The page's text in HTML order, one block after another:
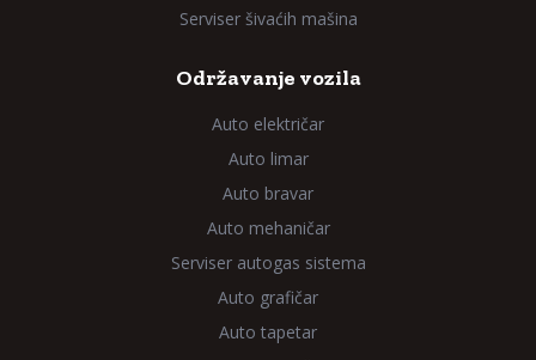
Serviser šivaćih mašina
Održavanje vozila
Auto električar
Auto limar
Auto bravar
Auto mehaničar
Serviser autogas sistema
Auto grafičar
Auto tapetar